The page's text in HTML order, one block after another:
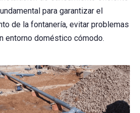
para garantizar el
de la fontanería, evitar problemas
entorno doméstico cómodo.